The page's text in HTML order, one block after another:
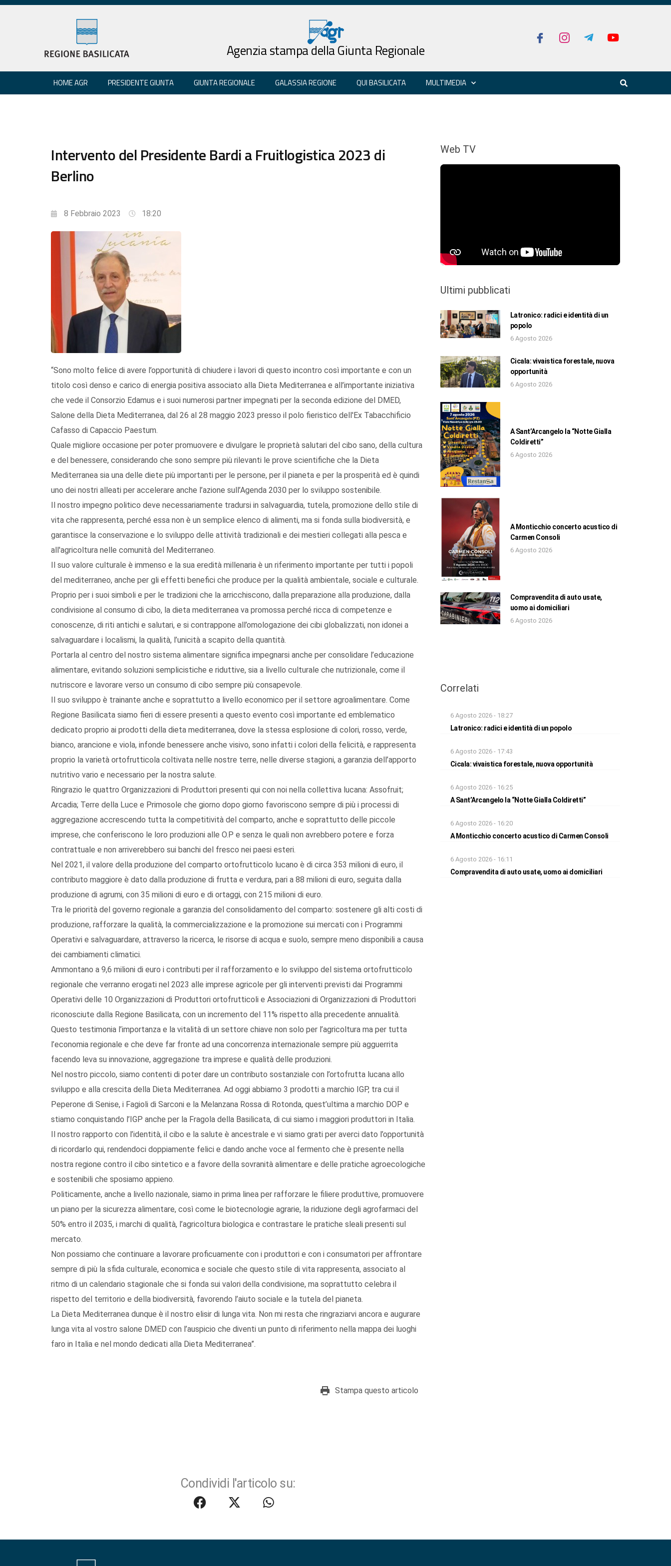
Agenzia stampa della Giunta Regionale
HOME AGR PRESIDENTE GIUNTA GIUNTA REGIONALE GALASSIA REGIONE QUI BASILICATA MULTIMEDIA
Intervento del Presidente Bardi a Fruitlogistica 2023 di
Berlino
8 Febbraio 2023 18:20
“Sono molto felice di avere l’opportunità di chiudere i lavori di questo incontro così importante e con un
titolo così denso e carico di energia positiva associato alla Dieta Mediterranea e all’importante iniziativa
che vede il Consorzio Edamus e i suoi numerosi partner impegnati per la seconda edizione del DMED,
Salone della Dieta Mediterranea, dal 26 al 28 maggio 2023 presso il polo fieristico dell'Ex Tabacchificio
Cafasso di Capaccio Paestum.
Quale migliore occasione per poter promuovere e divulgare le proprietà salutari del cibo sano, della cultura
e del benessere, considerando che sono sempre più rilevanti le prove scientifiche che la Dieta
Mediterranea sia una delle diete più importanti per le persone, per il pianeta e per la prosperità ed è quindi
uno dei nostri alleati per accelerare anche l’azione sull’Agenda 2030 per lo sviluppo sostenibile.
Il nostro impegno politico deve necessariamente tradursi in salvaguardia, tutela, promozione dello stile di
vita che rappresenta, perché essa non è un semplice elenco di alimenti, ma si fonda sulla biodiversità, e
garantisce la conservazione e lo sviluppo delle attività tradizionali e dei mestieri collegati alla pesca e
all'agricoltura nelle comunità del Mediterraneo.
Il suo valore culturale è immenso e la sua eredità millenaria è un riferimento importante per tutti i popoli
del mediterraneo, anche per gli effetti benefici che produce per la qualità ambientale, sociale e culturale.
Proprio per i suoi simboli e per le tradizioni che la arricchiscono, dalla preparazione alla produzione, dalla
condivisione al consumo di cibo, la dieta mediterranea va promossa perché ricca di competenze e
conoscenze, di riti antichi e salutari, e si contrappone all’omologazione dei cibi globalizzati, non idonei a
salvaguardare i localismi, la qualità, l’unicità a scapito della quantità.
Portarla al centro del nostro sistema alimentare significa impegnarsi anche per consolidare l’educazione
alimentare, evitando soluzioni semplicistiche e riduttive, sia a livello culturale che nutrizionale, come il
nutriscore e lavorare verso un consumo di cibo sempre più consapevole.
Il suo sviluppo è trainante anche e soprattutto a livello economico per il settore agroalimentare. Come
Regione Basilicata siamo fieri di essere presenti a questo evento così importante ed emblematico
dedicato proprio ai prodotti della dieta mediterranea, dove la stessa esplosione di colori, rosso, verde,
bianco, arancione e viola, infonde benessere anche visivo, sono infatti i colori della felicità, e rappresenta
proprio la varietà ortofrutticola coltivata nelle nostre terre, nelle diverse stagioni, a garanzia dell’apporto
nutritivo vario e necessario per la nostra salute.
Ringrazio le quattro Organizzazioni di Produttori presenti qui con noi nella collettiva lucana: Assofruit;
Arcadia; Terre della Luce e Primosole che giorno dopo giorno favoriscono sempre di più i processi di
aggregazione accrescendo tutta la competitività del comparto, anche e soprattutto delle piccole
imprese, che conferiscono le loro produzioni alle O.P e senza le quali non avrebbero potere e forza
contrattuale e non arriverebbero sui banchi del fresco nei paesi esteri.
Nel 2021, il valore della produzione del comparto ortofrutticolo lucano è di circa 353 milioni di euro, il
contributo maggiore è dato dalla produzione di frutta e verdura, pari a 88 milioni di euro, seguita dalla
produzione di agrumi, con 35 milioni di euro e di ortaggi, con 215 milioni di euro.
Tra le priorità del governo regionale a garanzia del consolidamento del comparto: sostenere gli alti costi di
produzione, rafforzare la qualità, la commercializzazione e la promozione sui mercati con i Programmi
Operativi e salvaguardare, attraverso la ricerca, le risorse di acqua e suolo, sempre meno disponibili a causa
dei cambiamenti climatici.
Ammontano a 9,6 milioni di euro i contributi per il rafforzamento e lo sviluppo del sistema ortofrutticolo
regionale che verranno erogati nel 2023 alle imprese agricole per gli interventi previsti dai Programmi
Operativi delle 10 Organizzazioni di Produttori ortofrutticoli e Associazioni di Organizzazioni di Produttori
riconosciute dalla Regione Basilicata, con un incremento del 11% rispetto alla precedente annualità.
Questo testimonia l’importanza e la vitalità di un settore chiave non solo per l’agricoltura ma per tutta
l’economia regionale e che deve far fronte ad una concorrenza internazionale sempre più agguerrita
facendo leva su innovazione, aggregazione tra imprese e qualità delle produzioni.
Nel nostro piccolo, siamo contenti di poter dare un contributo sostanziale con l’ortofrutta lucana allo
sviluppo e alla crescita della Dieta Mediterranea. Ad oggi abbiamo 3 prodotti a marchio IGP, tra cui il
Peperone di Senise, i Fagioli di Sarconi e la Melanzana Rossa di Rotonda, quest’ultima a marchio DOP e
stiamo conquistando l’IGP anche per la Fragola della Basilicata, di cui siamo i maggiori produttori in Italia.
Il nostro rapporto con l’identità, il cibo e la salute è ancestrale e vi siamo grati per averci dato l’opportunità
di ricordarlo qui, rendendoci doppiamente felici e dando anche voce al fermento che è presente nella
nostra regione contro il cibo sintetico e a favore della sovranità alimentare e delle pratiche agroecologiche
e sostenibili che sposiamo appieno.
Politicamente, anche a livello nazionale, siamo in prima linea per rafforzare le filiere produttive, promuovere
un piano per la sicurezza alimentare, così come le biotecnologie agrarie, la riduzione degli agrofarmaci del
50% entro il 2035, i marchi di qualità, l’agricoltura biologica e contrastare le pratiche sleali presenti sul
mercato.
Non possiamo che continuare a lavorare proficuamente con i produttori e con i consumatori per affrontare
sempre di più la sfida culturale, economica e sociale che questo stile di vita rappresenta, associato al
ritmo di un calendario stagionale che si fonda sui valori della condivisione, ma soprattutto celebra il
rispetto del territorio e della biodiversità, favorendo l’aiuto sociale e la tutela del pianeta.
La Dieta Mediterranea dunque è il nostro elisir di lunga vita. Non mi resta che ringraziarvi ancora e augurare
lunga vita al vostro salone DMED con l’auspicio che diventi un punto di riferimento nella mappa dei luoghi
faro in Italia e nel mondo dedicati alla Dieta Mediterranea”.
Stampa questo articolo
Condividi l'articolo su:
Web TV
Ultimi pubblicati
Latronico: radici e identità di un
popolo
6 Agosto 2026
Cicala: vivaistica forestale, nuova
opportunità
6 Agosto 2026
A Sant’Arcangelo la “Notte Gialla
Coldiretti”
6 Agosto 2026
A Monticchio concerto acustico di
Carmen Consoli
6 Agosto 2026
Compravendita di auto usate,
uomo ai domiciliari
6 Agosto 2026
Correlati
6 Agosto 2026 - 18:27
Latronico: radici e identità di un popolo
6 Agosto 2026 - 17:43
Cicala: vivaistica forestale, nuova opportunità
6 Agosto 2026 - 16:25
A Sant’Arcangelo la “Notte Gialla Coldiretti”
6 Agosto 2026 - 16:20
A Monticchio concerto acustico di Carmen Consoli
6 Agosto 2026 - 16:11
Compravendita di auto usate, uomo ai domiciliari